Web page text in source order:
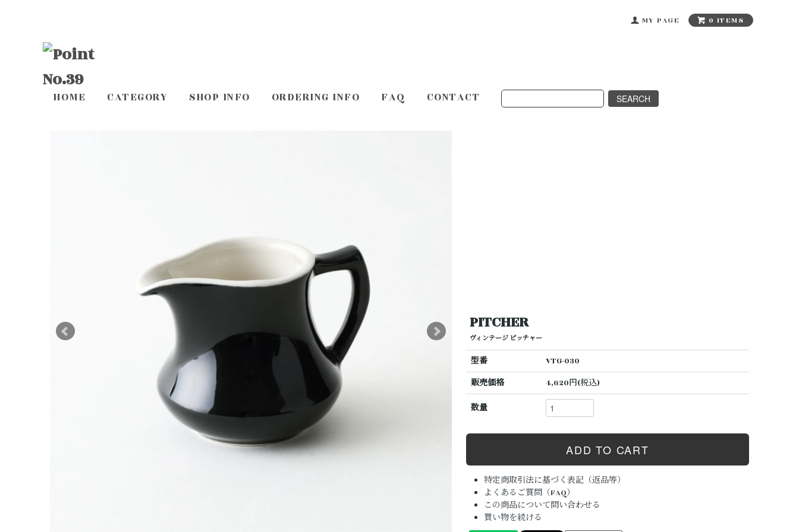
MY PAGE 0 ITEMS
HOME CATEGORY SHOP INFO ORDERING INFO FAQ CONTACT
PITCHER
ヴィンテージ ピッチャー
型番
VTG-030
販売価格
4,620円(税込)
数量
特定商取引法に基づく表記（返品等）
よくあるご質問（FAQ）
この商品について問い合わせる
買い物を続ける